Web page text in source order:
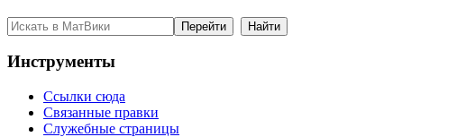
Инструменты
Ссылки сюда
Связанные правки
Служебные страницы